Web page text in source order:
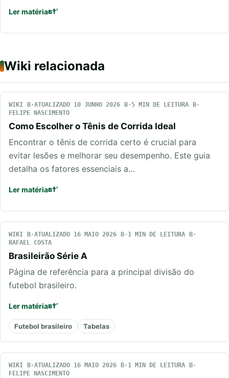
Ler matéria
Wiki relacionada
WIKI ATUALIZADO 10 JUNHO 2026
5 MIN DE LEITURA
FELIPE NASCIMENTO
Como Escolher o Tênis de Corrida Ideal
Encontrar o tênis de corrida certo é crucial para
evitar lesões e melhorar seu desempenho. Este guia
detalha os fatores essenciais a…
Ler matéria
WIKI ATUALIZADO 16 MAIO 2026
1 MIN DE LEITURA
RAFAEL COSTA
Brasileirão Série A
Página de referência para a principal divisão do
futebol brasileiro.
Ler matéria
Futebol brasileiro Tabelas
WIKI ATUALIZADO 16 MAIO 2026
1 MIN DE LEITURA
FELIPE NASCIMENTO